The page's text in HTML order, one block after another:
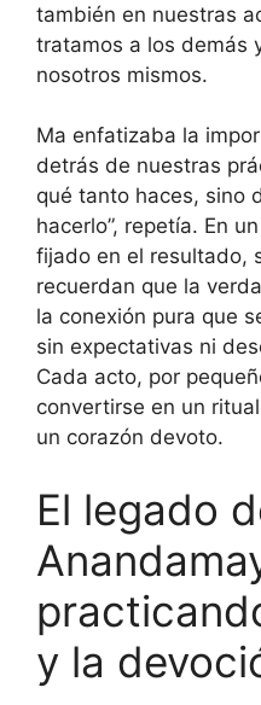
también en nuestras
tratamos a los demás
nosotros mismos.
Ma enfatizaba la
detrás de nuestras
qué tanto haces, sino
hacerlo”, repetía. En
fijado en el resultado,
recuerdan que la
la conexión pura que
sin expectativas ni
Cada acto, por
convertirse en un
un corazón devoto.
El legado
y la